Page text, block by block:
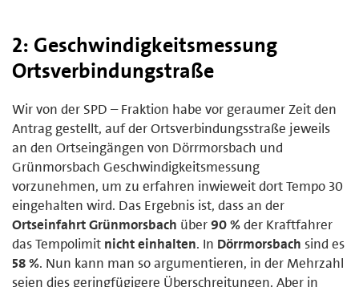
2: Geschwindigkeitsmessung
Ortsverbindungstraße
Wir von der SPD – Fraktion habe vor geraumer Zeit den
Antrag gestellt, auf der Ortsverbindungsstraße jeweils
an den Ortseingängen von Dörrmorsbach und
Grünmorsbach Geschwindigkeitsmessung
vorzunehmen, um zu erfahren inwieweit dort Tempo 30
eingehalten wird. Das Ergebnis ist, dass an der
Ortseinfahrt Grünmorsbach über90 %der Kraftfahrer
das Tempolimit nicht einhalten. In Dörrmorsbach sind es
58 %. Nun kann man so argumentieren, in der Mehrzahl
seien dies geringfügigere Überschreitungen. Aber in